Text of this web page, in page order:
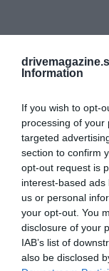
Information
If you wish to opt-
processing of your
targeted
section to confirm
opt-out request is
interest-based
us or personal
your opt-out. You
disclosure of your
IAB’s list of
also be disclosed